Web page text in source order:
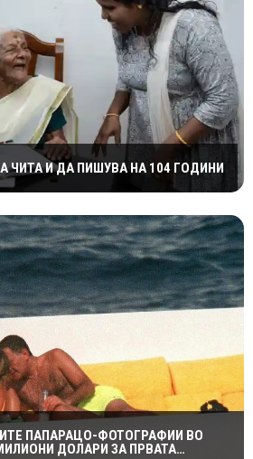
ЧИТА И ДА ПИШУВА НА 104 ГОДИНИ
ПАПАРАЦО-ФОТОГРАФИИ ВО
ДОЛАРИ ЗА ПРВАТА